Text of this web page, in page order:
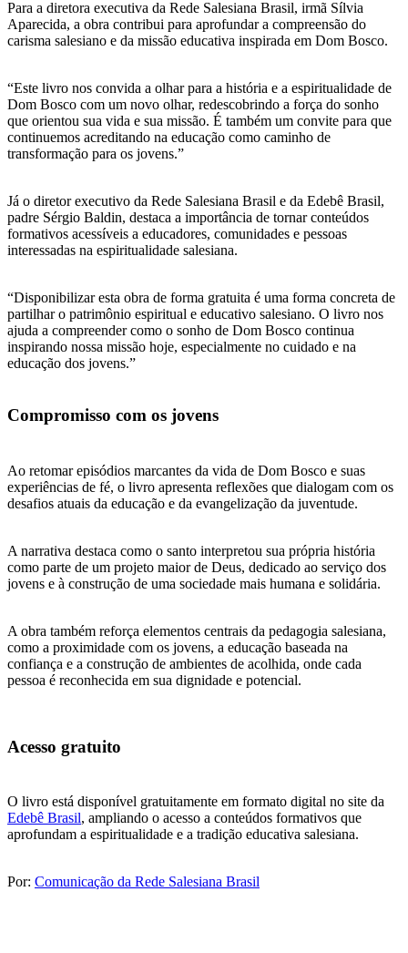
Para a diretora executiva da Rede Salesiana Brasil, irmã Sílvia
Aparecida, a obra contribui para aprofundar a compreensão do
carisma salesiano e da missão educativa inspirada em Dom Bosco.
“Este livro nos convida a olhar para a história e a espiritualidade de
Dom Bosco com um novo olhar, redescobrindo a força do sonho
que orientou sua vida e sua missão. É também um convite para que
continuemos acreditando na educação como caminho de
transformação para os jovens.”
Já o diretor executivo da Rede Salesiana Brasil e da Edebê Brasil,
padre Sérgio Baldin, destaca a importância de tornar conteúdos
formativos acessíveis a educadores, comunidades e pessoas
interessadas na espiritualidade salesiana.
“Disponibilizar esta obra de forma gratuita é uma forma concreta de
partilhar o patrimônio espiritual e educativo salesiano. O livro nos
ajuda a compreender como o sonho de Dom Bosco continua
inspirando nossa missão hoje, especialmente no cuidado e na
educação dos jovens.”
Compromisso com os jovens
Ao retomar episódios marcantes da vida de Dom Bosco e suas
experiências de fé, o livro apresenta reflexões que dialogam com os
desafios atuais da educação e da evangelização da juventude.
A narrativa destaca como o santo interpretou sua própria história
como parte de um projeto maior de Deus, dedicado ao serviço dos
jovens e à construção de uma sociedade mais humana e solidária.
A obra também reforça elementos centrais da pedagogia salesiana,
como a proximidade com os jovens, a educação baseada na
confiança e a construção de ambientes de acolhida, onde cada
pessoa é reconhecida em sua dignidade e potencial.
Acesso gratuito
O livro está disponível gratuitamente em formato digital no site da
Edebê Brasil, ampliando o acesso a conteúdos formativos que
aprofundam a espiritualidade e a tradição educativa salesiana.
Por: Comunicação da Rede Salesiana Brasil